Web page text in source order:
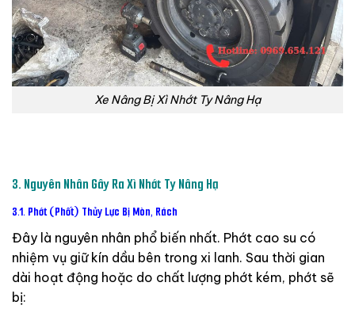
Xe Nâng Bị Xì Nhớt Ty Nâng Hạ
3. Nguyên Nhân GâyRaXì Nhớt TyNâng Hạ
3.1. Phớt (Phốt) Thủy Lực Bị Mòn, Rách
Đây là nguyên nhân phổ biến nhất. Phớt cao su có
nhiệm vụ giữ kín dầu bên trong xi lanh. Sau thời gian
dài hoạt động hoặc do chất lượng phớt kém, phớt sẽ
bị: